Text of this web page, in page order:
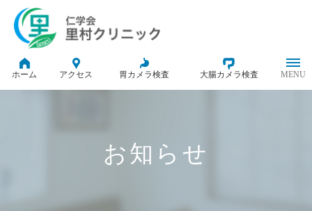
ホーム アクセス 胃カメラ検査 大腸カメラ検査
お知らせ